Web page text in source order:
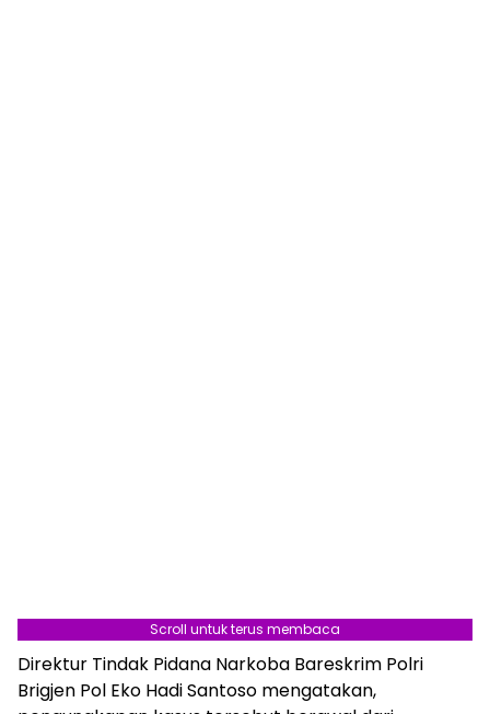
Scroll untuk terus membaca
Direktur Tindak Pidana Narkoba Bareskrim Polri
Brigjen Pol Eko Hadi Santoso mengatakan,